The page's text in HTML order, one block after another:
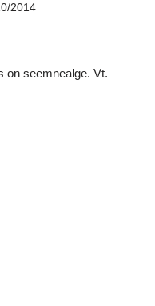
2014
on seemnealge. Vt.